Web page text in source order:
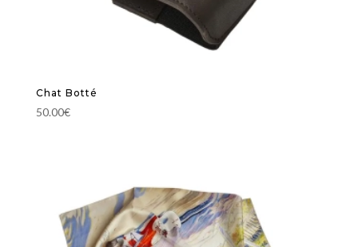
Chat Botté
50.00€